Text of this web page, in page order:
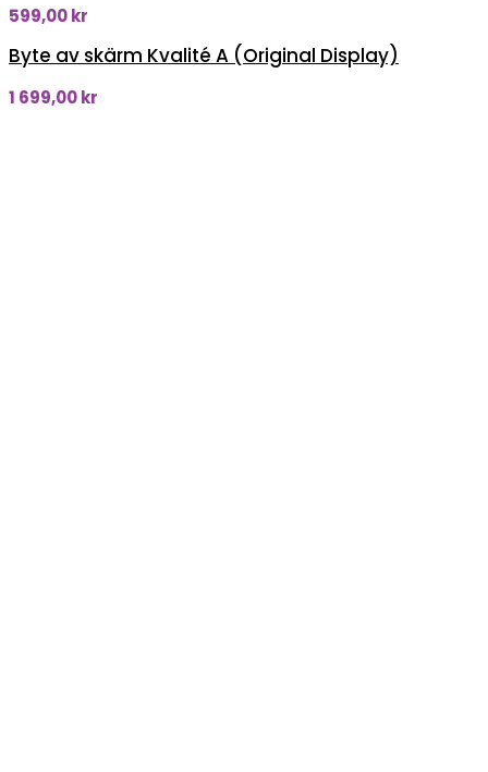
599,00kr
Byte av skärm Kvalité A (Original Display)
1 699,00kr